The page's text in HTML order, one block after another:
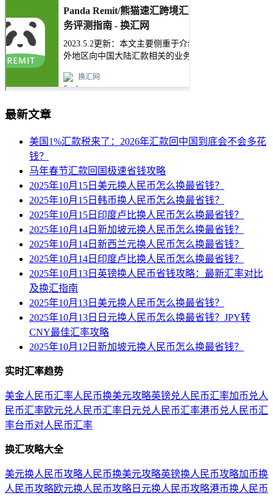
最新文章
美国1%汇款税来了：2026年汇款回中国到底会不会多花
钱？
马年春节汇款回国极速省钱攻略
2025年10月15日美元换人民币怎么换最省钱？
2025年10月15日韩币换人民币怎么换最省钱？
2025年10月15日印度卢比换人民币怎么换最省钱？
2025年10月14日新加坡元换人民币怎么换最省钱？
2025年10月14日新西兰元换人民币怎么换最省钱？
2025年10月14日印度卢比换人民币怎么换最省钱？
2025年10月13日英镑换人民币省钱攻略：最新汇率对比
及换汇指南
2025年10月13日美元换人民币怎么换最省钱？
2025年10月13日日元换人民币怎么换最省钱？JPY转
CNY最佳汇率攻略
2025年10月12日新加坡元换人民币怎么换最省钱？
实时汇率趋势
美金人民币汇率人民币换美元攻略英镑兑人民币汇率加币兑人
民币汇率欧元兑人民币汇率 日元兑人民币汇率港币兑人民币汇
率台币对人民币汇率
换汇攻略大全
美元换人民币攻略人民币换美元攻略英镑换人民币攻略加币换
人民币攻略欧元换人民币攻略 日元换人民币攻略港币换人民币